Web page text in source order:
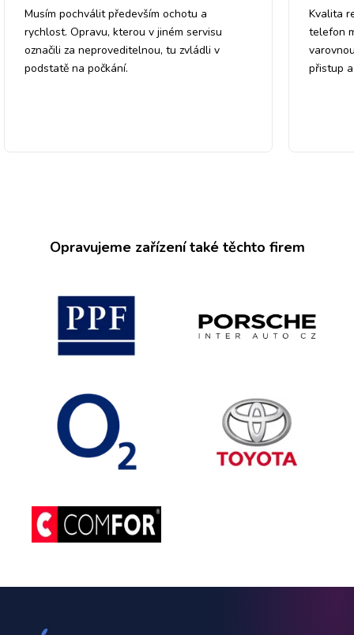
Musím pochválit především ochotu a
rychlost. Opravu, kterou v jiném servisu
označili za neproveditelnou, tu zvládli v
podstatě na počkání.
Kvalita
telefon
přistup
Opravujeme zařízení také těchto firem